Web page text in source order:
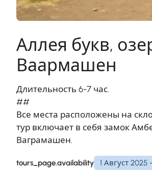
Аллея букв,
Ваармашен
Длительность 6-7 час.
##
Все места расположены на
тур включает в себя замок
Ваграмашен.
tours_page.availability 1 Август 2025